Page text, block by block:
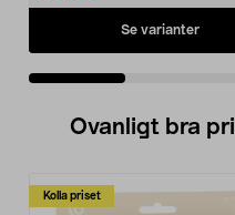
Se varianter
Ovanligt bra
Kolla priset